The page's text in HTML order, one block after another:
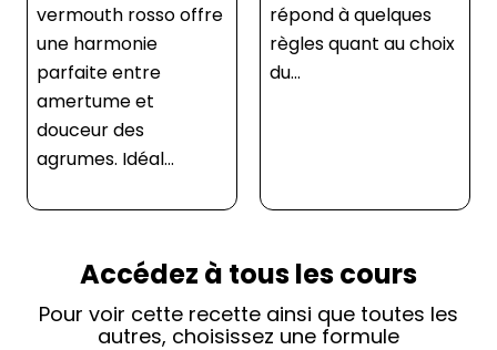
vermouth rosso offre
une harmonie
parfaite entre
amertume et
douceur des
agrumes. Idéal...
répond à quelques
règles quant au choix
du...
Accédez à tous les cours
Pour voir cette recette ainsi que toutes les
autres, choisissez une formule